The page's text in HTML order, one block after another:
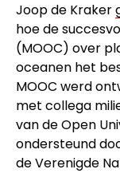
Joop de Kraker
hoe de
(MOOC) over
oceanen het
MOOC werd
met collega
van de Open
ondersteund
de Verenigde